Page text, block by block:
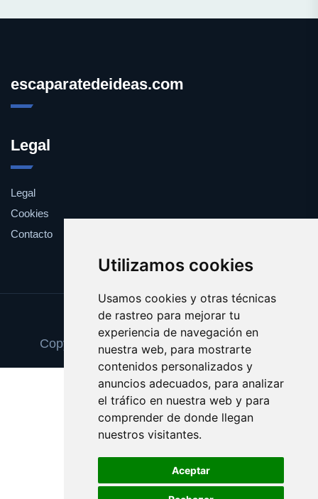
Utilizamos cookies
Usamos cookies y otras técnicas
de rastreo para mejorar tu
experiencia de navegación en
nuestra web, para mostrarte
contenidos personalizados y
anuncios adecuados, para analizar
el tráfico en nuestra web y para
comprender de donde llegan
nuestros visitantes.
Aceptar
escaparatedeideas.com
Legal
Legal
Cookies
Contacto
Update cookies preferences
Copyright © 2025 escaparatedeideas.com